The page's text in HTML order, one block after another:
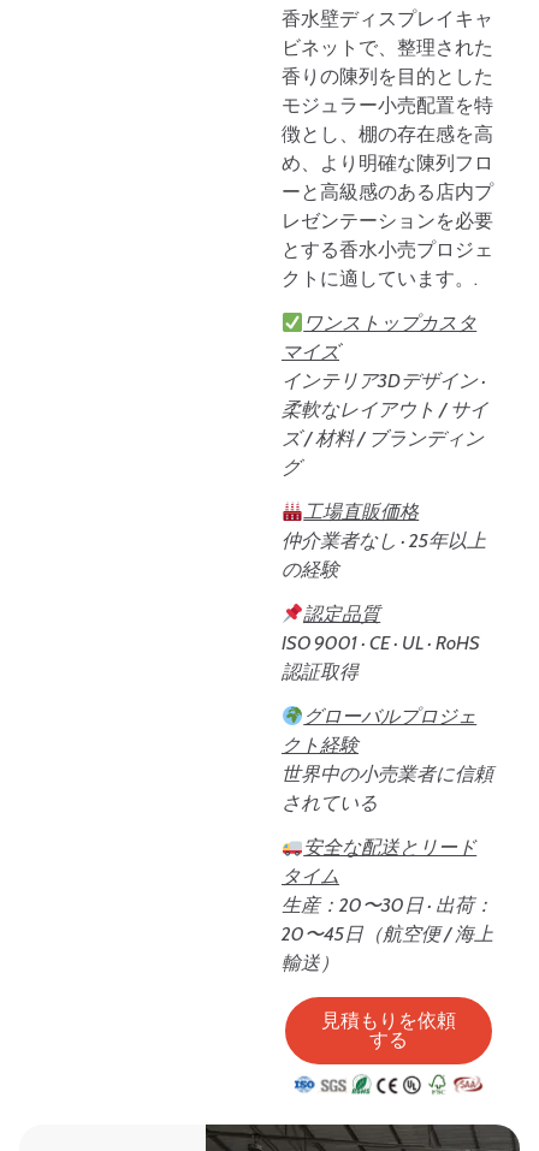
香水壁ディスプレイキャ
ビネットで、整理された
香りの陳列を目的とした
モジュラー小売配置を特
徴とし、棚の存在感を高
め、より明確な陳列フロ
ーと高級感のある店内プ
レゼンテーションを必要
とする香水小売プロジェ
クトに適しています。.
ワンストップカスタ
マイズ
インテリア3Dデザイン ·
柔軟なレイアウト / サイ
ズ / 材料 / ブランディン
グ
工場直販価格
仲介業者なし · 25年以上
の経験
認定品質
ISO 9001 · CE · UL · RoHS
認証取得
グローバルプロジェ
クト経験
世界中の小売業者に信頼
されている
安全な配送とリード
タイム
生産：20〜30日 · 出荷：
20〜45日（航空便 / 海上
輸送）
見積もりを依頼
する